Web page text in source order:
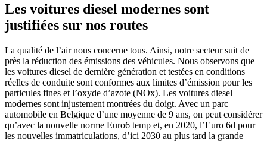
Les voitures diesel modernes sont
justifiées sur nos routes
La qualité de l’air nous concerne tous. Ainsi, notre secteur suit de
près la réduction des émissions des véhicules. Nous observons que
les voitures diesel de dernière génération et testées en conditions
réelles de conduite sont conformes aux limites d’émission pour les
particules fines et l’oxyde d’azote (NOx). Les voitures diesel
modernes sont injustement montrées du doigt. Avec un parc
automobile en Belgique d’une moyenne de 9 ans, on peut considérer
qu’avec la nouvelle norme Euro6 temp et, en 2020, l’Euro 6d pour
les nouvelles immatriculations, d’ici 2030 au plus tard la grande